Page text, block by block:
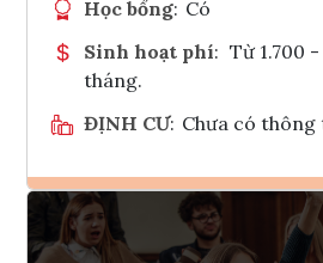
Học bổng: Có
Sinh hoạt phí: Từ 1.700
tháng.
ĐỊNH CƯ: Chưa có thông
Ghi danh